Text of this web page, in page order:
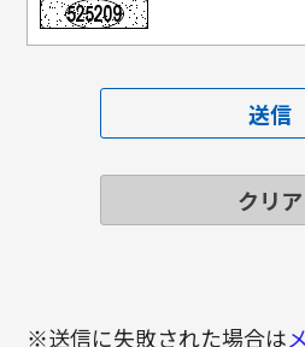
※送信に失敗された場合は